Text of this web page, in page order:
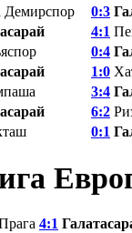
Демирспор 0:3
4:1
0:4
1:0
3:4
6:2
0:1
4:1